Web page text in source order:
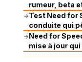
rumeur, beta
→Test Need for
conduite qui
→Need for
mise à jour